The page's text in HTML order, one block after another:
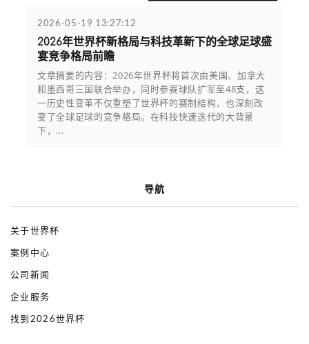
2026-05-19 13:27:12
2026年世界杯新格局与科技革新下的全球足球盛
宴竞争格局前瞻
文章摘要的内容：2026年世界杯将首次由美国、加拿大
和墨西哥三国联合举办，同时参赛球队扩军至48支，这
一历史性变革不仅重塑了世界杯的赛制结构，也深刻改
变了全球足球的竞争格局。在科技快速迭代的大背景
下，...
导航
关于世界杯
案例中心
公司新闻
企业服务
找到2026世界杯